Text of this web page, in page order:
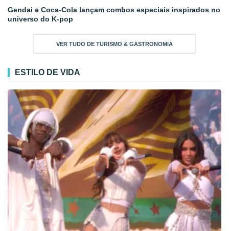
Gendai e Coca-Cola lançam combos especiais inspirados no
universo do K-pop
VER TUDO DE TURISMO & GASTRONOMIA
ESTILO DE VIDA